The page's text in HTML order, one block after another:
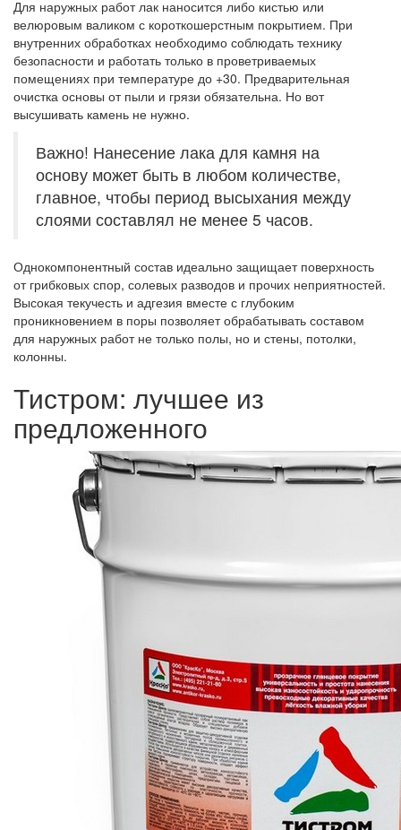
Для наружных работ лак наносится либо кистью или
велюровым валиком с короткошерстным покрытием. При
внутренних обработках необходимо соблюдать технику
безопасности и работать только в проветриваемых
помещениях при температуре до +30. Предварительная
очистка основы от пыли и грязи обязательна. Но вот
высушивать камень не нужно.
Важно! Нанесение лака для камня на
основу может быть в любом количестве,
главное, чтобы период высыхания между
слоями составлял не менее 5 часов.
Однокомпонентный состав идеально защищает поверхность
от грибковых спор, солевых разводов и прочих неприятностей.
Высокая текучесть и адгезия вместе с глубоким
проникновением в поры позволяет обрабатывать составом
для наружных работ не только полы, но и стены, потолки,
колонны.
Тистром: лучшее из
предложенного